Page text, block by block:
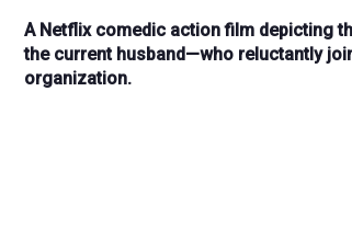
A Netflix comedic action film depicting
the current husband—who reluctantly
organization.